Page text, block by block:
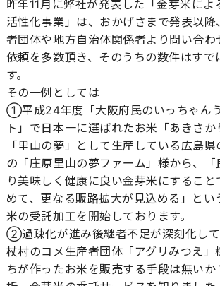
昨年11月に弊社が発表した「金芽米によ
活性化事業」は、おかげさまで発表以降
者団体や地方自治体関係者より問い合わ
依頼を多数頂き、そのうちの数件はすで
す。
その一例としては
①平成24年度「大阪府民のいっちゃん
ト」で日本一に選ばれたお米「あきさ
「里山の夢」として生産している広島
の「庄原里山の夢ファーム」様から、「
り美味しく健康に良い金芽米にするこ
めて、更なる販路拡大が見込める」とい
米の受託加工を開始しております。
②過疎化が進み後継者不足が深刻化し
杖村のコメ生産者団体「アグリみつえ」
ちが作ったお米を販売する手段は無いか